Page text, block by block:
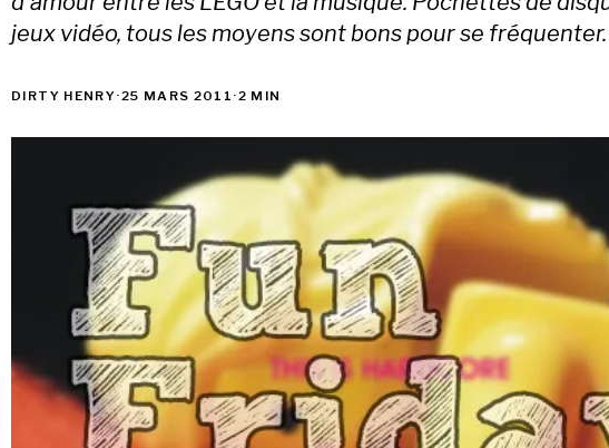
jeux vidéo, tous les moyens sont bons pour se fréquenter.
DIRTY HENRY·25 MARS 2011 ·2 MIN